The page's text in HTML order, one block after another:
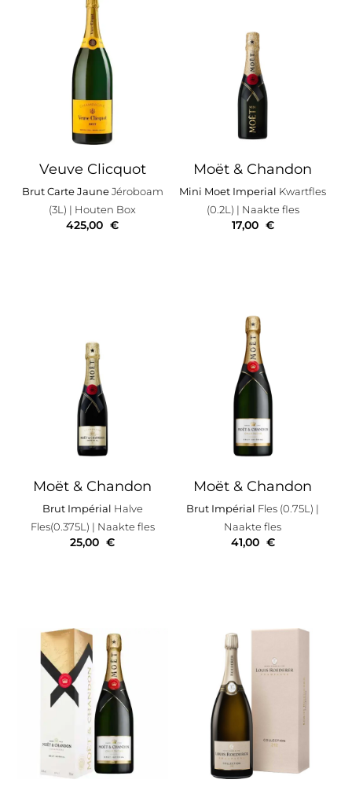
Veuve Clicquot
Brut Carte JauneJéroboam
(3L) | Houten Box
425,00 €
Moët & Chandon
Mini Moet Imperial Kwartfles
(0.2L) | Naakte fles
17,00 €
Moët & Chandon
Brut Impérial Halve
Fles(0.375L) | Naakte fles
25,00 €
Moët & Chandon
Brut Impérial Fles (0.75L) |
Naakte fles
41,00 €